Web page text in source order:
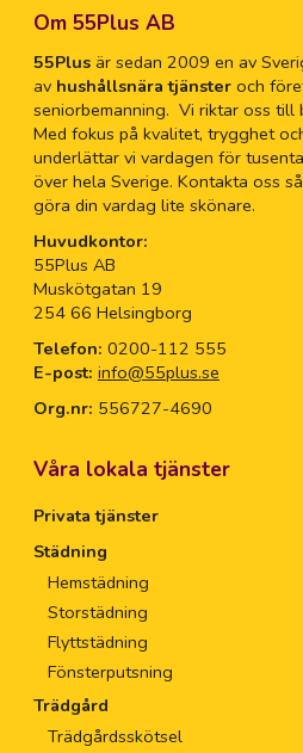
Om 55Plus AB
55Plusär sedan 2009 en av
av hushållsnära tjänsteroch
seniorbemanning. Vi riktar oss till
Med fokus på kvalitet, trygghet
underlättar vi vardagen för
över hela Sverige. Kontakta oss
göra din vardag lite skönare.
Huvudkontor:
55Plus AB
Muskötgatan 19
254 66 Helsingborg
Telefon: 0200-112 555
E-post: info@55plus.se
Org.nr: 556727-4690
Våra lokala tjänster
Privata tjänster
Städning
Hemstädning
Storstädning
Flyttstädning
Fönsterputsning
Trädgård
Trädgårdsskötsel